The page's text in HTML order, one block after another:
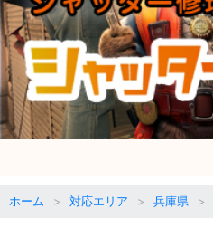
ホーム 対応エリア 兵庫県